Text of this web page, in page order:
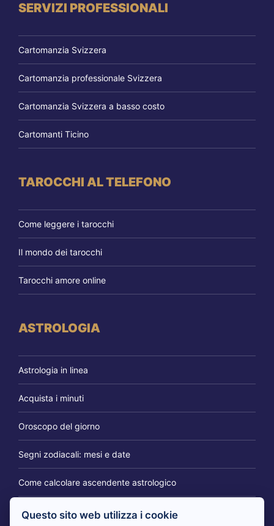
SERVIZI PROFESSIONALI
Cartomanzia Svizzera
Cartomanzia professionale Svizzera
Cartomanzia Svizzera a basso costo
Cartomanti Ticino
TAROCCHI AL TELEFONO
Come leggere i tarocchi
Il mondo dei tarocchi
Tarocchi amore online
ASTROLOGIA
Astrologia in linea
Acquista i minuti
Oroscopo del giorno
Segni zodiacali: mesi e date
Come calcolare ascendente astrologico
Questo sito web utilizza i cookie